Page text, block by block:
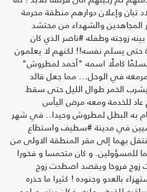
تبان وإعلان دوارهم منطقة محرمة
المجاهدين والشهداء من محتشد
زوجته وطفله #ناصر الذي كان
حتى يسلم نفسه!! لكنهم لا يعلمون
كاملًا اسمه "أحمد لمطروش"
في الوحل... مما جعل قائد
يشرب الخمر طوال الليل حتى سقط
للخدمة ومعه مرض اليأس
به البطل لمطروش وحيدا.. في شهر
فرنسيين في مدينة #سطيف واستطاع
بهما إلى مقر المنطقة الاولى من
للمسؤولين. و كان متحمسا و فخورا
زوج فروخا ويقصد اصطدت زوج
بالعدو وجنوده ! كثيرا ما حذره